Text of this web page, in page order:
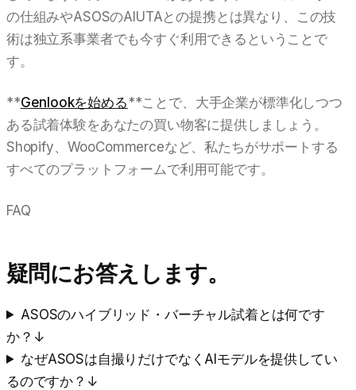
の仕組みやASOSのAIUTAとの提携とは異なり、この技
術は独立系事業者でも今すぐ利用できるということで
す。
**Genlookを始める**ことで、大手企業が標準化しつつ
ある試着体験をあなたの買い物客に提供しましょう。
Shopify、WooCommerceなど、私たちがサポートする
すべてのプラットフォームで利用可能です。
FAQ
疑問にお答えします。
ASOSのハイブリッド・バーチャル試着とは何です
か？ ↓
なぜASOSは自撮りだけでなくAIモデルを提供してい
るのですか？ ↓